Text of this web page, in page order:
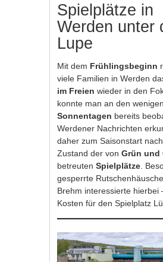
Spielplätze in
Werden unter
Lupe
Mit dem Frühlingsbeginn
viele Familien in Werden
im Freien wieder in den
konnte man an den wenigen
Sonnentagen bereits
Werdener Nachrichten
daher zum Saisonstart
Zustand der vonGrün und
betreutenSpielplätze .
gesperrte
Brehm interessierte hierbei
Kosten für den Spielplatz